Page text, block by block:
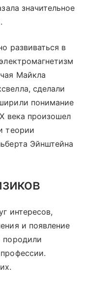
значительное
развиваться в
Майкла
сделали
понимание
века произошел
теории
Эйнштейна
интересов,
и появление
породили